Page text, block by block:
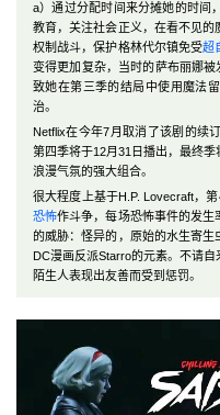
a）通过分配时间来分摊她的时间
教育，关注社会正义，在看不见
权制战斗，保护格林代尔镇免受超
变得更加复杂，当时的萨布丽娜
致她在第三季的结局中使用魔法
治。
Netflix在今年7月取消了该剧的续
第四季将于12月31日播出，最终
浪漫气氛的强大组合。
很大程度上基于H.P. Lovecraft，
恐怖作斗争，每场恐怖事件的发
的威胁：怪异的，原始的水生寄
DC漫画反派Starro的元素。不请
陌生人表现出友善而受到惩罚。